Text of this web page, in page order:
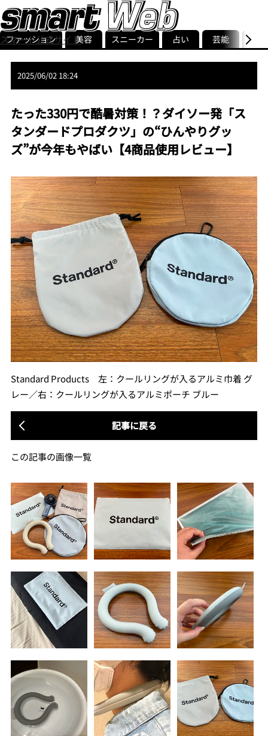
スマート公式サイト
smart最新号
記事一覧ランキング
ストリ
ファッション 美容 スニーカー 占い 芸能 グル
2025/06/02 18:24
たった330円で酷暑対策！？ダイソー発「ス
タンダードプロダクツ」の“ひんやりグッ
ズ”が今年もやばい【4商品使用レビュー】
Standard Products 左：クールリングが入るアルミ巾着 グ
レー／右：クールリングが入るアルミポーチ ブルー
記事に戻る
この記事の画像一覧